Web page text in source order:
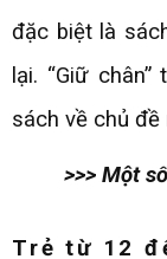
đặc biệt là
lại. “Giữ
sách về chủ
>>> Một
Trẻ từ 12